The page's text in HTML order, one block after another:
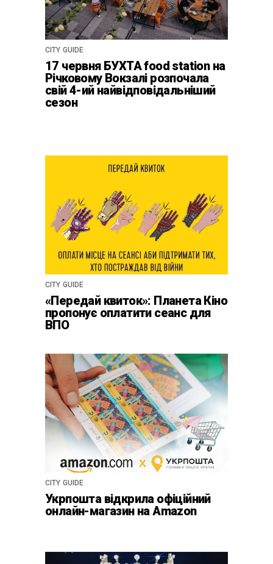
CITY GUIDE
17 червня БУХТА food station на
Річковому Вокзалі розпочала
свій 4-ий найвідповідальніший
сезон
CITY GUIDE
«Передай квиток»: Планета Кіно
пропонує оплатити сеанс для
ВПО
CITY GUIDE
Укрпошта відкрила офіційний
онлайн-магазин на Amazon